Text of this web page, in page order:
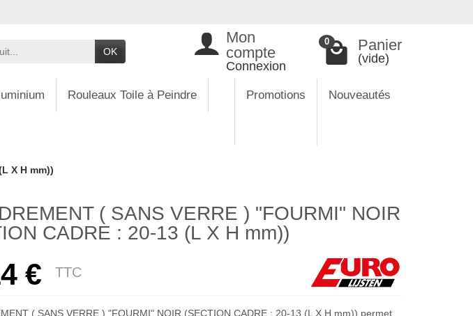
OK
Mon
compte
Connexion
0 Panier
(vide)
Rouleaux Toile à Peindre Promotions Nouveautés
X H mm))
( SANS VERRE ) "FOURMI" NOIR
CADRE : 20-13 (L X H mm))
€ TTC
( SANS VERRE ) "FOURMI" NOIR (SECTION CADRE : 20-13 (L X H mm)) permet